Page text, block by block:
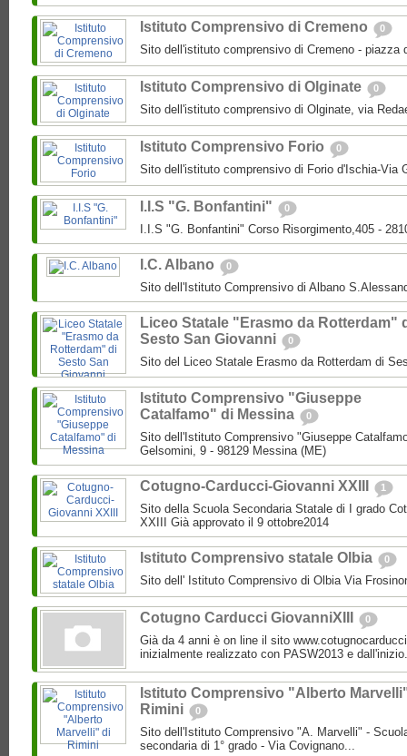
Istituto Comprensivo di Cremeno 0
Sito dell'istituto comprensivo di Cremeno - piazza
Istituto Comprensivo di Olginate 0
Sito dell'istituto comprensivo di Olginate, via
Istituto Comprensivo Forio 0
Sito dell'istituto comprensivo di Forio d'Ischia-Via
I.I.S "G. Bonfantini" 0
I.I.S "G. Bonfantini" Corso Risorgimento,405 -
I.C. Albano 0
Sito dell'Istituto Comprensivo di Albano
Liceo Statale "Erasmo da Rotterdam"
Sesto San Giovanni
0
Sito del Liceo Statale Erasmo da Rotterdam di
Istituto Comprensivo "Giuseppe
Catalfamo" di Messina
0
Sito dell'Istituto Comprensivo "Giuseppe
Gelsomini, 9 - 98129 Messina (ME)
Cotugno-Carducci-Giovanni XXIII 1
Sito della Scuola Secondaria Statale di I grado
XXIII Già approvato il 9 ottobre2014
Istituto Comprensivo statale Olbia 0
Sito dell' Istituto Comprensivo di Olbia Via
Cotugno Carducci GiovanniXIII 0
Già da 4 anni è on line il sito
inizialmente realizzato con PASW2013 e
Istituto Comprensivo "Alberto
Rimini
0
Sito dell'Istituto Comprensivo "A. Marvelli" -
secondaria di 1° grado - Via Covignano...